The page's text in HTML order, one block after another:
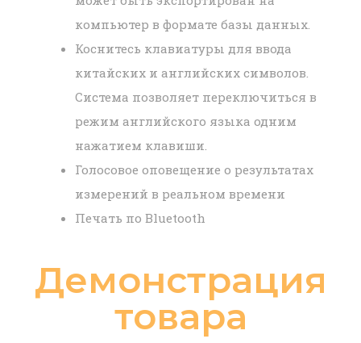
компьютер в формате базы данных.
Коснитесь клавиатуры для ввода
китайских и английских символов.
Система позволяет переключиться в
режим английского языка одним
нажатием клавиши.
Голосовое оповещение о результатах
измерений в реальном времени
Печать по Bluetooth
Демонстрация
товара